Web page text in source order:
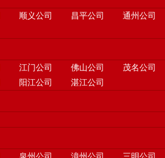
顺义公司 昌平公司 通州公司
江门公司 佛山公司 茂名公司
阳江公司 湛江公司